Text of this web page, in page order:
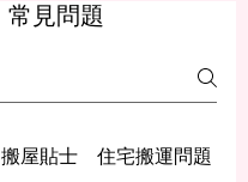
常見問題
搬屋貼士 住宅搬運問題